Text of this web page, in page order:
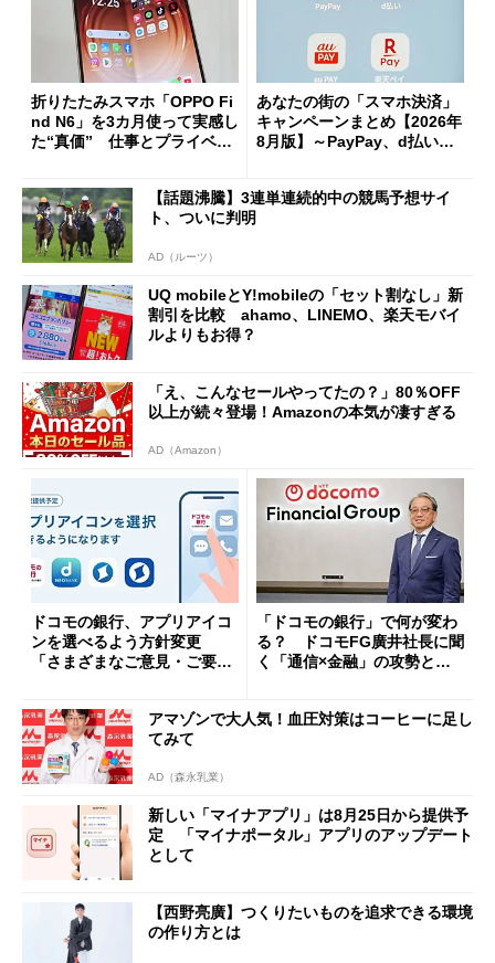
折りたたみスマホ「OPPO Fi
nd N6」を3カ月使って実感し
た“真価” 仕事とプライベー
あなたの街の「スマホ決済」
キャンペーンまとめ【2026年
8月版】～PayPay、d払い、a
【話題沸騰】3連単連続的中の競馬予想サイ
ト、ついに判明
AD（ルーツ）
UQ mobileとY!mobileの「セット割なし」新
割引を比較 ahamo、LINEMO、楽天モバイ
ルよりもお得？
「え、こんなセールやってたの？」80％OFF
以上が続々登場！Amazonの本気が凄すぎる
AD（Amazon）
ドコモの銀行、アプリアイコ
ンを選べるよう方針変更
「さまざまなご意見・ご要望
「ドコモの銀行」で何が変わ
る？ ドコモFG廣井社長に聞
く「通信×金融」の攻勢とグ
アマゾンで大人気！血圧対策はコーヒーに足し
てみて
AD（森永乳業）
新しい「マイナアプリ」は8月25日から提供予
定 「マイナポータル」アプリのアップデート
として
【西野亮廣】つくりたいものを追求できる環境
の作り方とは